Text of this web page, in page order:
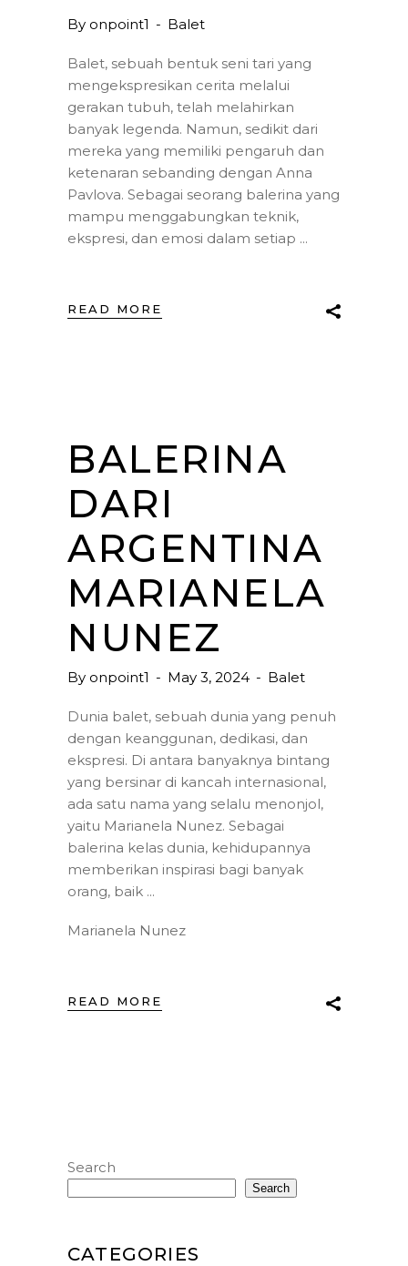
By onpoint1 Balet
Balet, sebuah bentuk seni tari yang
mengekspresikan cerita melalui
gerakan tubuh, telah melahirkan
banyak legenda. Namun, sedikit dari
mereka yang memiliki pengaruh dan
ketenaran sebanding dengan Anna
Pavlova. Sebagai seorang balerina yang
mampu menggabungkan teknik,
ekspresi, dan emosi dalam setiap
READ MORE
BALERINA
DARI
ARGENTINA
MARIANELA
NUNEZ
By onpoint1 May 3, 2024 Balet
Dunia balet, sebuah dunia yang penuh
dengan keanggunan, dedikasi, dan
ekspresi. Di antara banyaknya bintang
yang bersinar di kancah internasional,
ada satu nama yang selalu menonjol,
yaitu Marianela Nunez. Sebagai
balerina kelas dunia, kehidupannya
memberikan inspirasi bagi banyak
orang, baik
Marianela Nunez
READ MORE
Search
Search
CATEGORIES